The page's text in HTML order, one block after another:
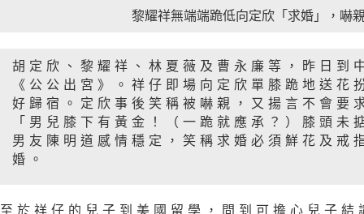
黎耀祥無端端跪低向定欣「求婚」，嚇
胡定欣、黎耀祥、林夏薇及曹永廉等，昨日到
《公公出宮》。祥仔即場向定欣單膝跪地送花
好歸宿。定欣事後笑稱被嚇親，又揚言不會要
「男兒膝下有黃金！（一跪就應承？）膝頭未
男友陳明道感情穩定，笑稱求婚必須鮮花及戒
婚。
至於祥仔的兒子到美國留學，問到可擔心兒子